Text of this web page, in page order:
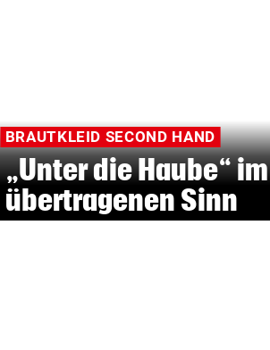
BRAUTKLEID SECOND HAND
„Unter die Haube“ im
übertragenen Sinn